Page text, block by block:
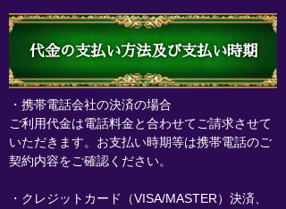
代金の支払い方法及び支払い時期
・携帯電話会社の決済の場合
ご利用代金は電話料金と合わせてご請求させて
いただきます。お支払い時期等は携帯電話のご
契約内容をご確認ください。
・クレジットカード（VISA/MASTER）決済、